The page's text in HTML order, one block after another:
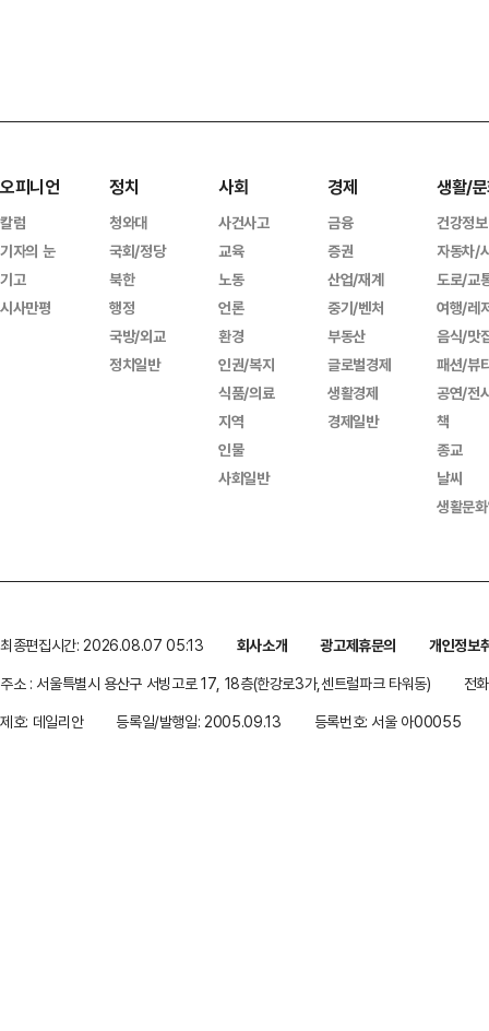
오피니언
칼럼
기자의 눈
기고
시사만평
정치
청와대
국회/정당
북한
행정
국방/외교
정치일반
사회
사건사고
교육
노동
언론
환경
인권/복지
식품/의료
지역
인물
사회일반
경제
금융
증권
산업/재계
중기/벤처
부동산
글로벌경제
생활경제
경제일반
생활/
건강정보
자동차/
도로/교
여행/레
음식/맛
패션/뷰
공연/전
책
종교
날씨
생활문
최종편집시간: 2026.08.07 05:13 회사소개 광고제휴문의
개인정보
주소 : 서울특별시 용산구 서빙고로 17, 18층(한강로3가,센트럴파크 타워동)
전
제호: 데일리안
등록일/발행일: 2005.09.13 등록번호: 서울 아00055